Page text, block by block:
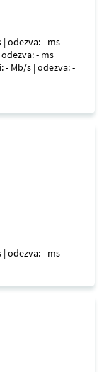
odezva: - ms
- ms
- Mb/s | odezva: -
odezva: - ms